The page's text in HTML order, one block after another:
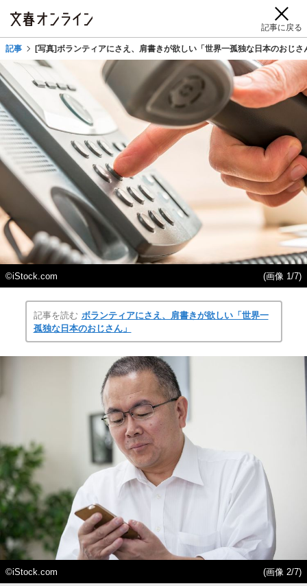
記事に戻る
記事 [写真]ボランティアにさえ、肩書きが欲しい「世界一孤独な日本のおじさ
©iStock.com (画像 1/7)
記事を読む ボランティアにさえ、肩書きが欲しい「世界一
孤独な日本のおじさん」
©iStock.com
(画像 2/7)